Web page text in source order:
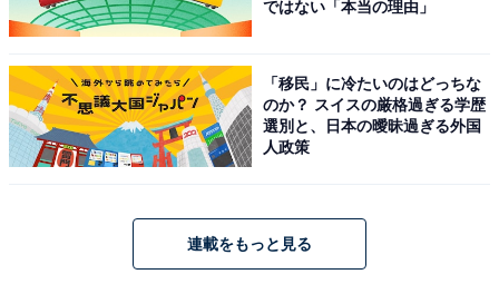
ではない「本当の理由」
「移民」に冷たいのはどっちな
のか？ スイスの厳格過ぎる学歴
選別と、日本の曖昧過ぎる外国
人政策
連載をもっと見る